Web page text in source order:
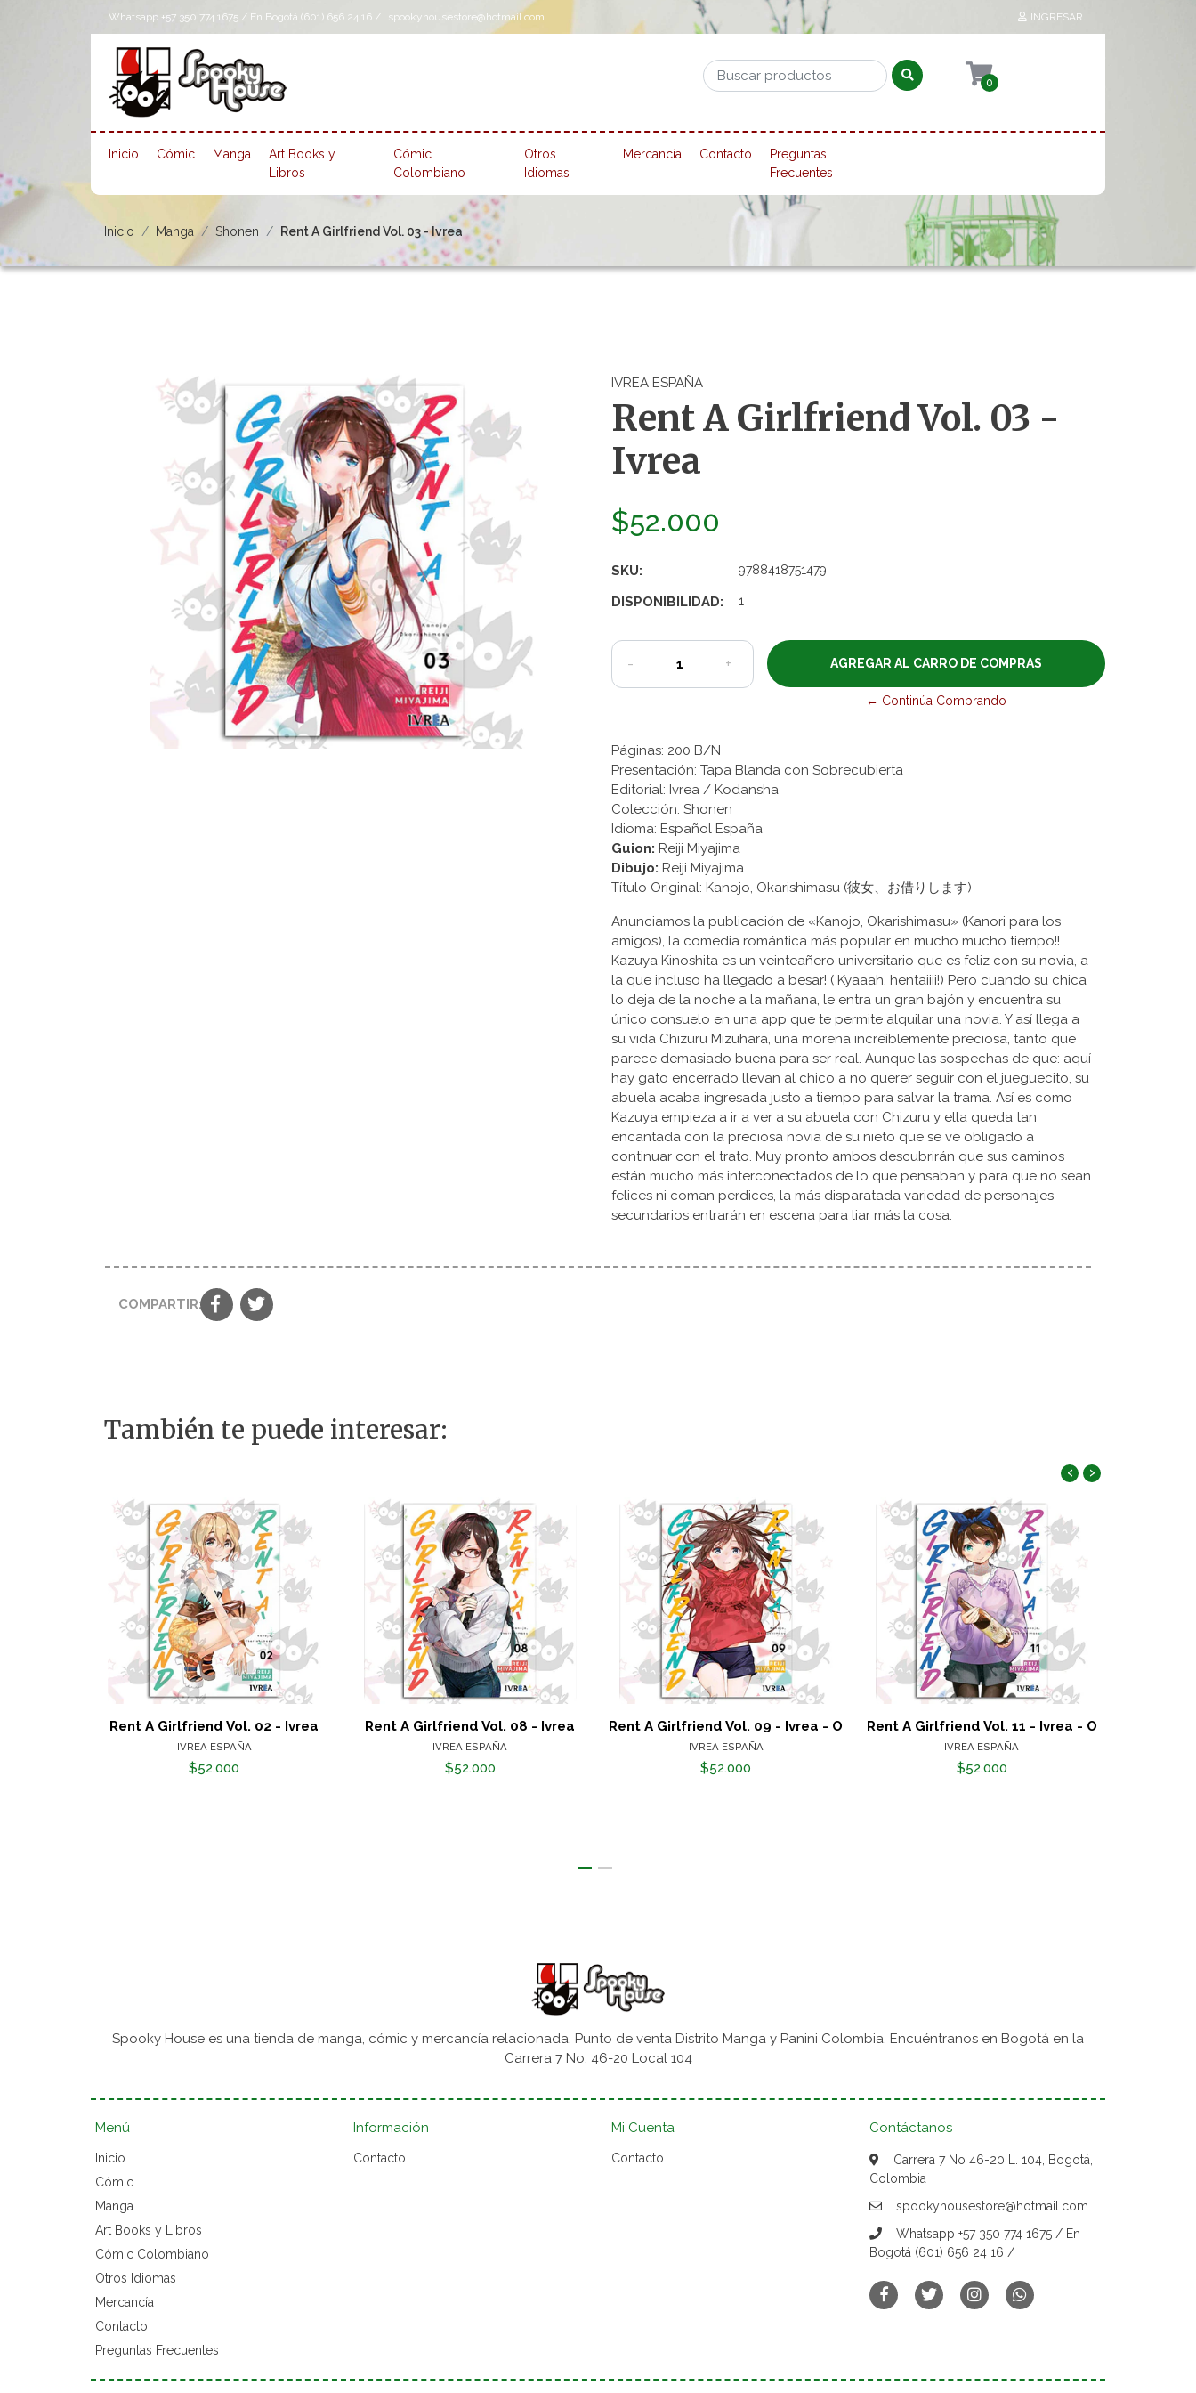
Whatsapp +57 350 774 1675 / En Bogotá (601) 656 24 16 / spookyhousestore@hotmail.com INGRESAR
0
Inicio Cómic Manga
Art Books y
Libros
Cómic
Colombiano
Otros
Idiomas
Mercancía Contacto
Preguntas
Frecuentes
Inicio Manga Shonen Rent A Girlfriend Vol. 03 - Ivrea
IVREA ESPAÑA
Rent A Girlfriend Vol. 03 -
Ivrea
$52.000
SKU: 9788418751479
DISPONIBILIDAD: 1
- +
← Continúa Comprando
Páginas: 200 B/N
Presentación: Tapa Blanda con Sobrecubierta
Editorial: Ivrea / Kodansha
Colección: Shonen
Idioma: Español España
Guion: Reiji Miyajima
Dibujo: Reiji Miyajima
Título Original: Kanojo, Okarishimasu (彼女、お借りします)
Anunciamos la publicación de «Kanojo, Okarishimasu» (Kanori para los
amigos), la comedia romántica más popular en mucho mucho tiempo!!
Kazuya Kinoshita es un veinteañero universitario que es feliz con su novia, a
la que incluso ha llegado a besar! ( Kyaaah, hentaiiii!) Pero cuando su chica
lo deja de la noche a la mañana, le entra un gran bajón y encuentra su
único consuelo en una app que te permite alquilar una novia. Y así llega a
su vida Chizuru Mizuhara, una morena increíblemente preciosa, tanto que
parece demasiado buena para ser real. Aunque las sospechas de que: aquí
hay gato encerrado llevan al chico a no querer seguir con el jueguecito, su
abuela acaba ingresada justo a tiempo para salvar la trama. Así es como
Kazuya empieza a ir a ver a su abuela con Chizuru y ella queda tan
encantada con la preciosa novia de su nieto que se ve obligado a
continuar con el trato. Muy pronto ambos descubrirán que sus caminos
están mucho más interconectados de lo que pensaban y para que no sean
felices ni coman perdices, la más disparatada variedad de personajes
secundarios entrarán en escena para liar más la cosa.
COMPARTIR:
También te puede interesar:
Rent A Girlfriend Vol. 02 - Ivrea
IVREA ESPAÑA
$52.000
Rent A Girlfriend Vol. 08 - Ivrea
IVREA ESPAÑA
$52.000
Rent A Girlfriend Vol. 09 - Ivrea - O
IVREA ESPAÑA
$52.000
Rent A Girlfriend Vol. 11 - Ivrea - O
IVREA ESPAÑA
$52.000
‹ ›
Spooky House es una tienda de manga, cómic y mercancía relacionada. Punto de venta Distrito Manga y Panini Colombia. Encuéntranos en Bogotá en la
Carrera 7 No. 46-20 Local 104
Menú
Inicio
Cómic
Manga
Art Books y Libros
Cómic Colombiano
Otros Idiomas
Mercancía
Contacto
Preguntas Frecuentes
Información
Contacto
Mi Cuenta
Contacto
Contáctanos
Carrera 7 No 46-20 L. 104, Bogotá,
Colombia
spookyhousestore@hotmail.com
Whatsapp +57 350 774 1675 / En
Bogotá (601) 656 24 16 /